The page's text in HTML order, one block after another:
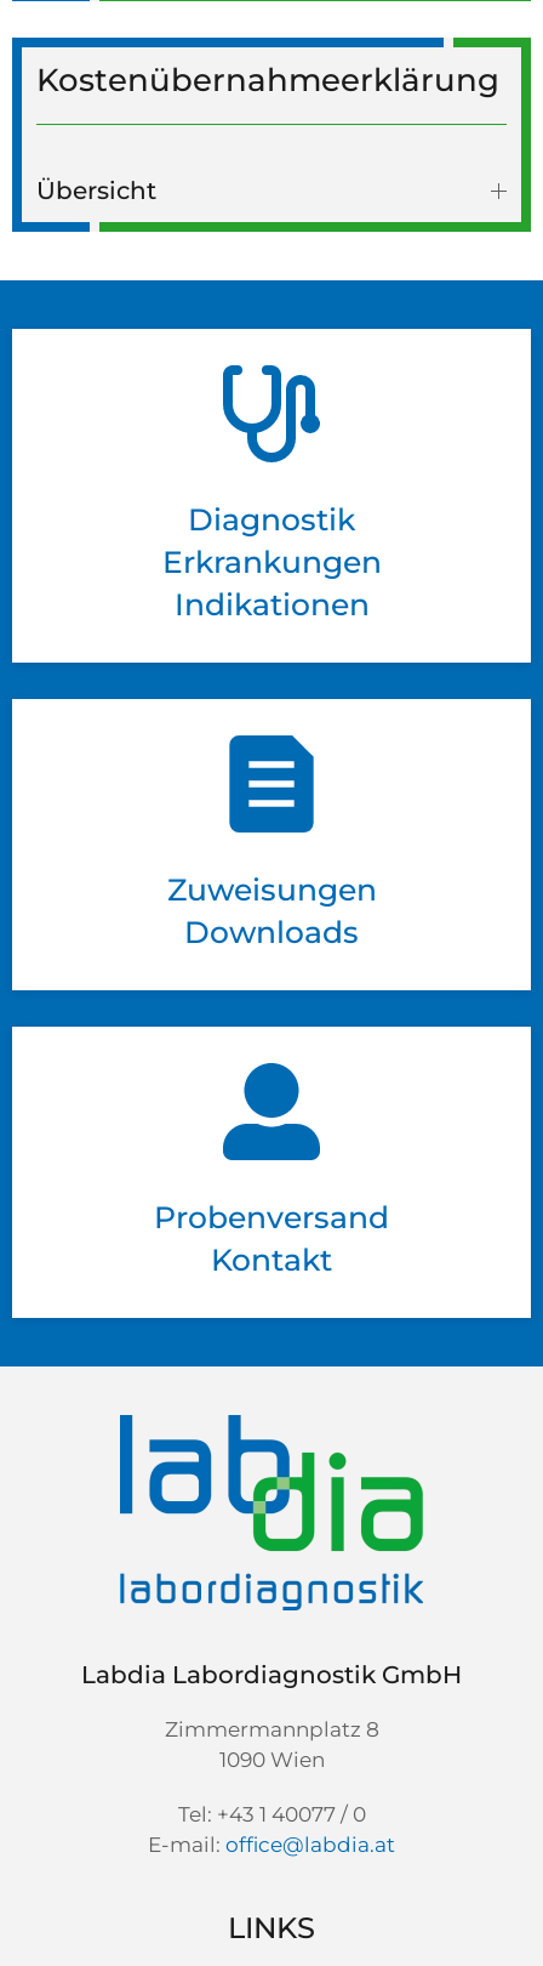
Kostenübernahmeerklärung
Übersicht
Diagnostik
Erkrankungen
Indikationen
Zuweisungen
Downloads
Probenversand
Kontakt
Labdia Labordiagnostik GmbH
Zimmermannplatz 8
1090 Wien
Tel: +43 1 40077 / 0
E-mail: office@labdia.at
LINKS